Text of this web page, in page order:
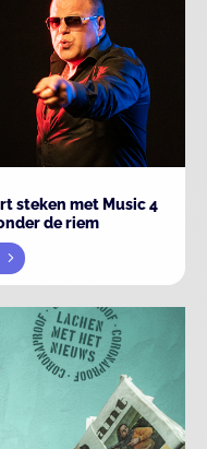
steken met Music 4
de riem